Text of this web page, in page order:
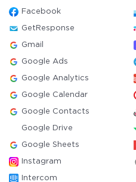
Facebook
GetResponse
Gmail
Google Ads
Google Analytics
Google Calendar
Google Contacts
Google Drive
Google Sheets
Instagram
Intercom